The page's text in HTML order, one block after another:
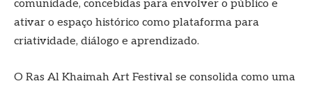
comunidade, concebidas para envolver o público e
ativar o espaço histórico como plataforma para
criatividade, diálogo e aprendizado.
O Ras Al Khaimah Art Festival se consolida como uma